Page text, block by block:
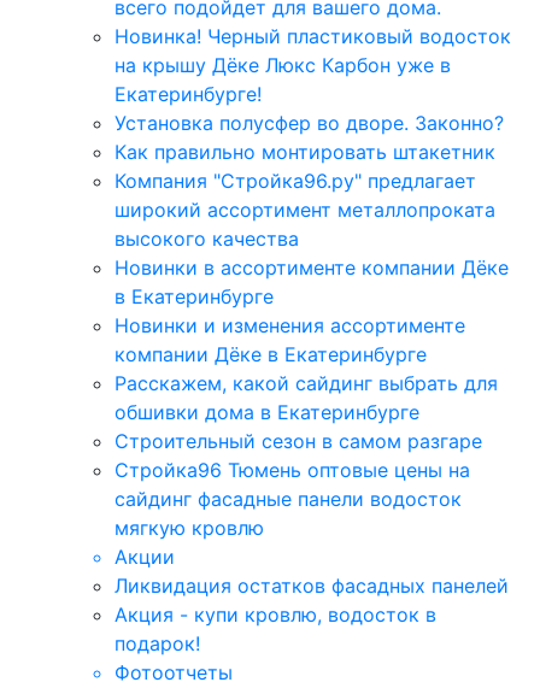
всего подойдет для вашего дома.
Новинка! Черный пластиковый водосток
на крышу Дёке Люкс Карбон уже в
Екатеринбурге!
Установка полусфер во дворе. Законно?
Как правильно монтировать штакетник
Компания "Стройка96.ру" предлагает
широкий ассортимент металлопроката
высокого качества
Новинки в ассортименте компании Дёке
в Екатеринбурге
Новинки и изменения ассортименте
компании Дёке в Екатеринбурге
Расскажем, какой сайдинг выбрать для
обшивки дома в Екатеринбурге
Строительный сезон в самом разгаре
Стройка96 Тюмень оптовые цены на
сайдинг фасадные панели водосток
мягкую кровлю
Акции
Ликвидация остатков фасадных панелей
Акция - купи кровлю, водосток в
подарок!
Фотоотчеты